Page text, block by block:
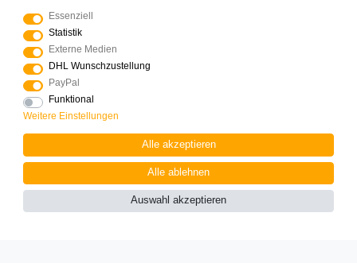
Mehr Spielinspiration gefällig?
© Copyright 2025 Logoplay-Holzspiele Alle Rechte
Essenziell
Statistik
Externe Medien
DHL Wunschzustellung
PayPal
Funktional
Weitere Einstellungen
Alle akzeptieren
Alle ablehnen
Auswahl akzeptieren